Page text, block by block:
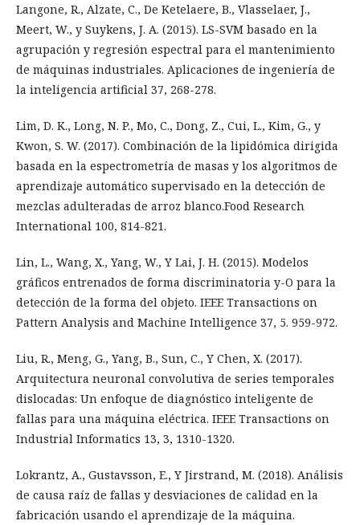
Langone, R., Alzate, C., De Ketelaere, B., Vlasselaer, J.,
Meert, W., y Suykens, J. A. (2015). LS-SVM basado en la
agrupación y regresión espectral para el mantenimiento
de máquinas industriales. Aplicaciones de ingeniería de
la inteligencia artificial 37, 268-278.
Lim, D. K., Long, N. P., Mo, C., Dong, Z., Cui, L., Kim, G., y
Kwon, S. W. (2017). Combinación de la lipidómica dirigida
basada en la espectrometría de masas y los algoritmos de
aprendizaje automático supervisado en la detección de
mezclas adulteradas de arroz blanco.Food Research
International 100, 814-821.
Lin, L., Wang, X., Yang, W., Y Lai, J. H. (2015). Modelos
gráficos entrenados de forma discriminatoria y-O para la
detección de la forma del objeto. IEEE Transactions on
Pattern Analysis and Machine Intelligence 37, 5. 959-972.
Liu, R., Meng, G., Yang, B., Sun, C., Y Chen, X. (2017).
Arquitectura neuronal convolutiva de series temporales
dislocadas: Un enfoque de diagnóstico inteligente de
fallas para una máquina eléctrica. IEEE Transactions on
Industrial Informatics 13, 3, 1310-1320.
Lokrantz, A., Gustavsson, E., Y Jirstrand, M. (2018). Análisis
de causa raíz de fallas y desviaciones de calidad en la
fabricación usando el aprendizaje de la máquina.